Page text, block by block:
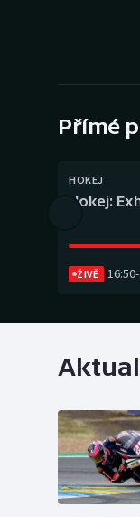
Přímé
HOKEJ
Hokej:
ŽIVĚ 16:50-